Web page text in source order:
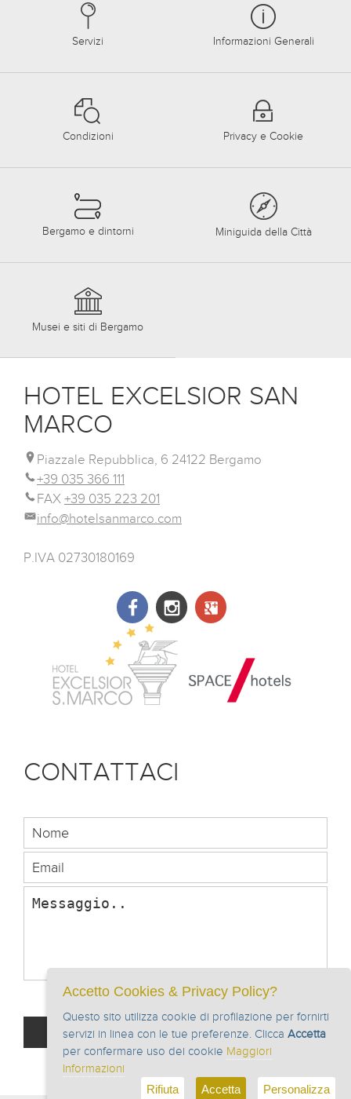
Servizi Informazioni Generali
Condizioni Privacy e Cookie
Bergamo e dintorni Miniguida della Città
Musei e siti di Bergamo
HOTEL EXCELSIOR SAN
MARCO
Piazzale Repubblica, 6 24122 Bergamo
+39 035 366 111
FAX +39 035 223 201
info@hotelsanmarco.com
P.IVA 02730180169
CONTATTACI
Privacy Policy
Accetto Cookies & Privacy Policy?
Questo sito utilizza cookie di profilazione per fornirti
servizi in linea con le tue preferenze. Clicca Accetta
per confermare uso dei cookie Maggiori
Informazioni
Rifiuta Accetta Personalizza